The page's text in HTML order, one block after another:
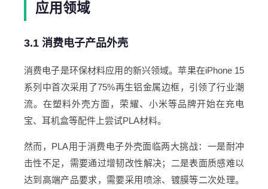
应用领域
3.1 消费电子产品外壳
消费电子是环保材料应用的新兴领域。苹果在iPhone 15
系列中首次采用了75%再生铝金属边框，引领了行业潮
流。在塑料外壳方面，荣耀、小米等品牌开始在充电
宝、耳机盒等配件上尝试PLA材料。
然而，PLA用于消费电子外壳面临两大挑战：一是耐冲
击性不足，需要通过增韧改性解决；二是表面质感难以
达到高端产品要求，需要采用喷涂、镀膜等二次处理。